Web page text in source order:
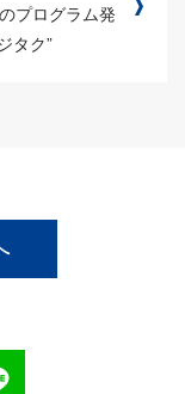
プログラム発
タク”